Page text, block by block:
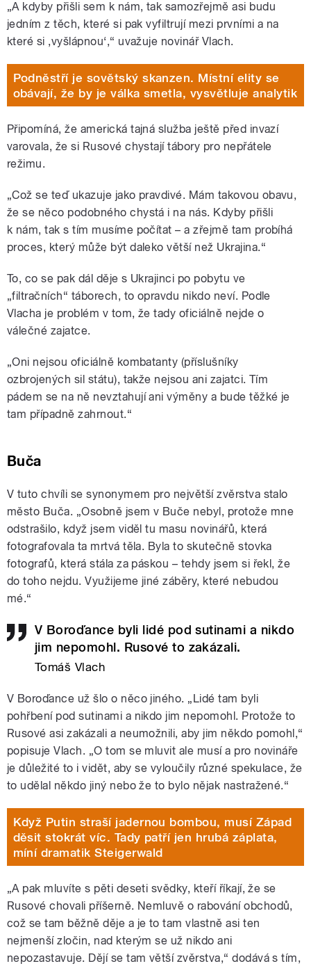
„A kdyby přišli sem k nám, tak samozřejmě asi budu
jedním z těch, které si pak vyfiltrují mezi prvními a na
které si ,vyšlápnou‘,“ uvažuje novinář Vlach.
Podněstří je sovětský skanzen. Místní elity se
obávají, že by je válka smetla, vysvětluje analytik
Připomíná, že americká tajná služba ještě před invazí
varovala, že si Rusové chystají tábory pro nepřátele
režimu.
„Což se teď ukazuje jako pravdivé. Mám takovou obavu,
že se něco podobného chystá i na nás. Kdyby přišli
k nám, tak s tím musíme počítat – a zřejmě tam probíhá
proces, který může být daleko větší než Ukrajina.“
To, co se pak dál děje s Ukrajinci po pobytu ve
„filtračních“ táborech, to opravdu nikdo neví. Podle
Vlacha je problém v tom, že tady oficiálně nejde o
válečné zajatce.
„Oni nejsou oficiálně kombatanty (příslušníky
ozbrojených sil státu), takže nejsou ani zajatci. Tím
pádem se na ně nevztahují ani výměny a bude těžké je
tam případně zahrnout.“
Buča
V tuto chvíli se synonymem pro největší zvěrstva stalo
město Buča. „Osobně jsem v Buče nebyl, protože mne
odstrašilo, když jsem viděl tu masu novinářů, která
fotografovala ta mrtvá těla. Byla to skutečně stovka
fotografů, která stála za páskou – tehdy jsem si řekl, že
do toho nejdu. Využijeme jiné záběry, které nebudou
mé.“
V Boroďance byli lidé pod sutinami a nikdo
jim nepomohl. Rusové to zakázali.
Tomáš Vlach
V Boroďance už šlo o něco jiného. „Lidé tam byli
pohřbení pod sutinami a nikdo jim nepomohl. Protože to
Rusové asi zakázali a neumožnili, aby jim někdo pomohl,“
popisuje Vlach. „O tom se mluvit ale musí a pro novináře
je důležité to i vidět, aby se vyloučily různé spekulace, že
to udělal někdo jiný nebo že to bylo nějak nastražené.“
Když Putin straší jadernou bombou, musí Západ
děsit stokrát víc. Tady patří jen hrubá záplata,
míní dramatik Steigerwald
„A pak mluvíte s pěti deseti svědky, kteří říkají, že se
Rusové chovali příšerně. Nemluvě o rabování obchodů,
což se tam běžně děje a je to tam vlastně asi ten
nejmenší zločin, nad kterým se už nikdo ani
nepozastavuje. Dějí se tam větší zvěrstva,“ dodává s tím,